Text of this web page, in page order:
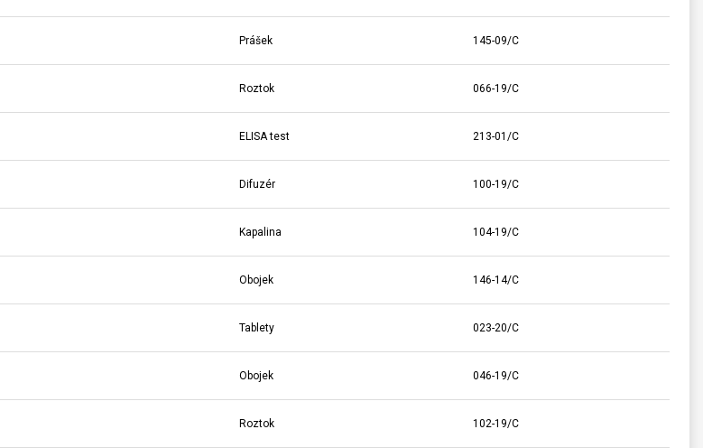
Prášek 145-09/C
Roztok 066-19/C
ELISA test 213-01/C
Difuzér 100-19/C
Kapalina 104-19/C
Obojek 146-14/C
Tablety 023-20/C
Obojek 046-19/C
Roztok 102-19/C